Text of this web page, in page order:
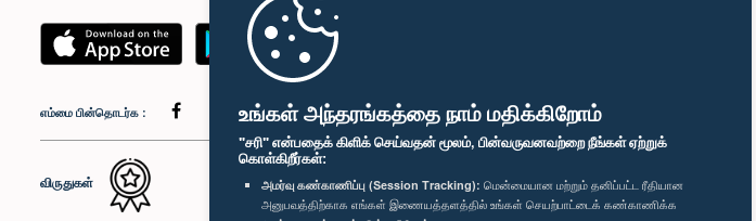
உங்கள் அந்தரங்கத்தை நாம் மதிக்கிறோம்
"சரி" என்பதைக் கிளிக் செய்வதன் மூலம், பின்வருவனவற்றை நீங்கள் ஏற்றுக்
கொள்கிறீர்கள்:
அமர்வு கண்காணிப்பு (Session Tracking): மென்மையான மற்றும் தனிப்பட்ட ரீதியான
அனுபவத்திற்காக எங்கள் இணையத்தளத்தில் உங்கள் செயற்பாட்டைக் கண்காணிக்க
எம்மை பின்தொடர்க :
விருதுகள்